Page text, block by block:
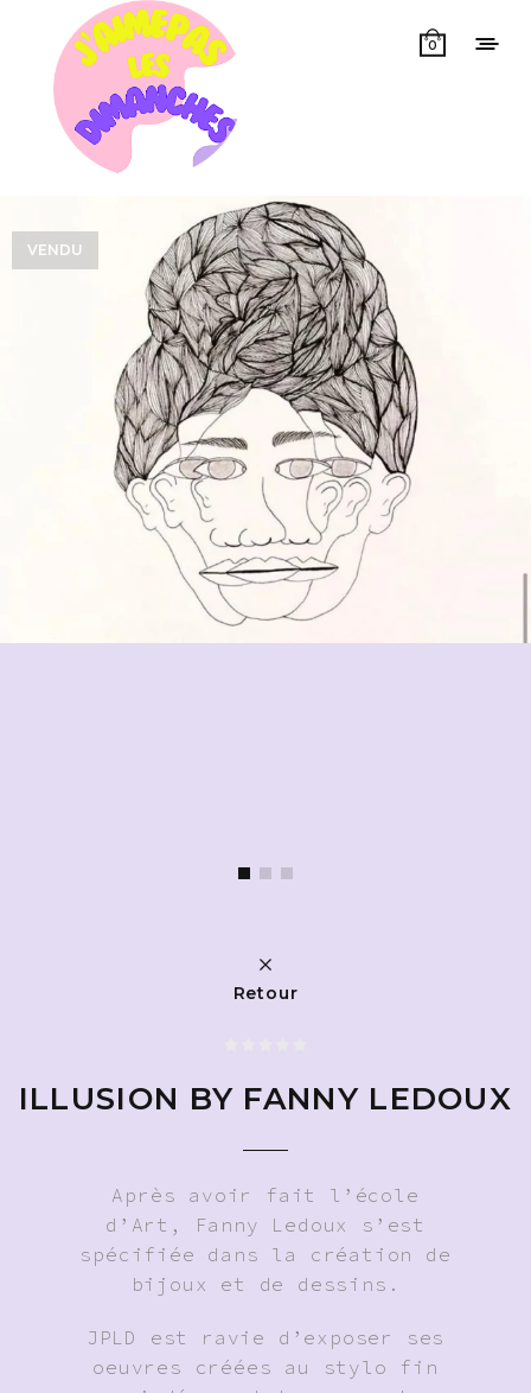
0
VENDU
Retour
ILLUSION BY FANNY LEDOUX
Après avoir fait l’école
d’Art, Fanny Ledoux s’est
spécifiée dans la création de
bijoux et de dessins.
JPLD est ravie d’exposer ses
oeuvres créées au stylo fin